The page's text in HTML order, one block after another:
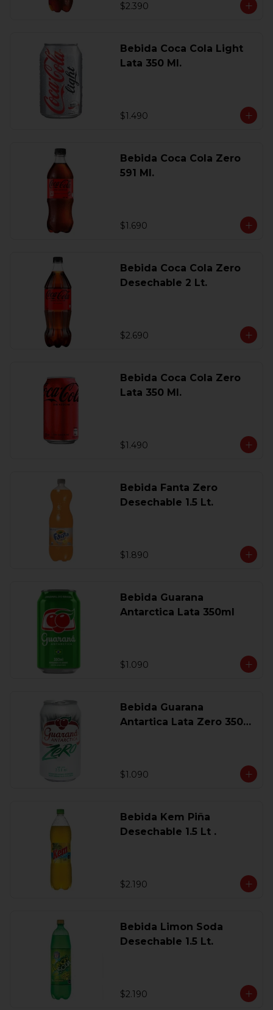
$2.390
Bebida Coca Cola Light
Lata 350 Ml.
$1.490
Bebida Coca Cola Zero
591 Ml.
$1.690
Bebida Coca Cola Zero
Desechable 2 Lt.
$2.690
Bebida Coca Cola Zero
Lata 350 Ml.
$1.490
Bebida Fanta Zero
Desechable 1.5 Lt.
$1.890
Bebida Guarana
Antarctica Lata 350ml
$1.090
Bebida Guarana
Antartica Lata Zero 350
$1.090
Bebida Kem Piña
Desechable 1.5 Lt .
$2.190
Bebida Limon Soda
Desechable 1.5 Lt.
$2.190